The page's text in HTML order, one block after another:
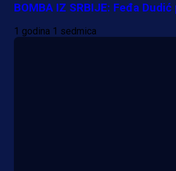
BOMBA IZ SRBIJE: Feđa
1 godina 1 sedmica